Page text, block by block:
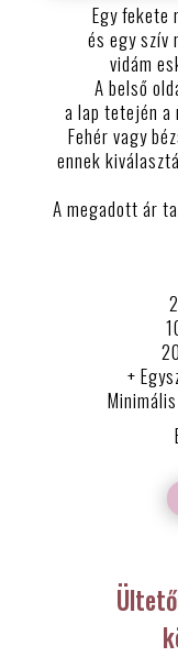
Egy fekete
és egy szív
vidám
A belső
a lap tetején a
Fehér vagy
ennek
A megadott ár
+